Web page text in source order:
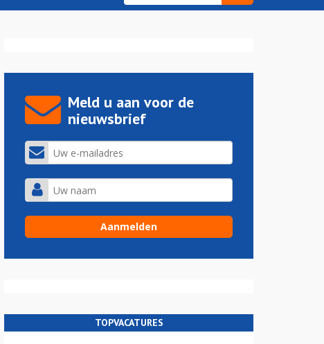
Meld u aan voor de
nieuwsbrief
TOPVACATURES